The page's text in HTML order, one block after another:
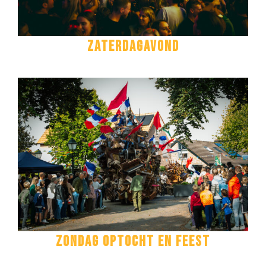
Zaterdagavond
ZONDAG OPTOCHT EN FEEST